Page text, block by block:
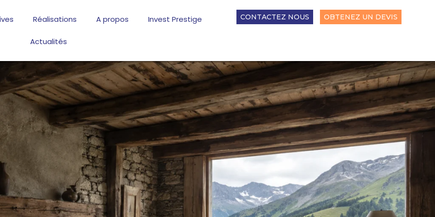
Réalisations A propos Invest Prestige
Actualités
CONTACTEZ NOUS OBTENEZ UN DEVIS